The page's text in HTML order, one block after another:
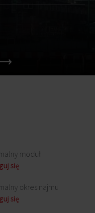
moduł
się
okres najmu
się